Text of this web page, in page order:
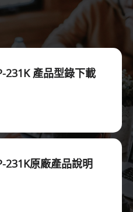
231K 產品型錄下載
231K原廠產品說明